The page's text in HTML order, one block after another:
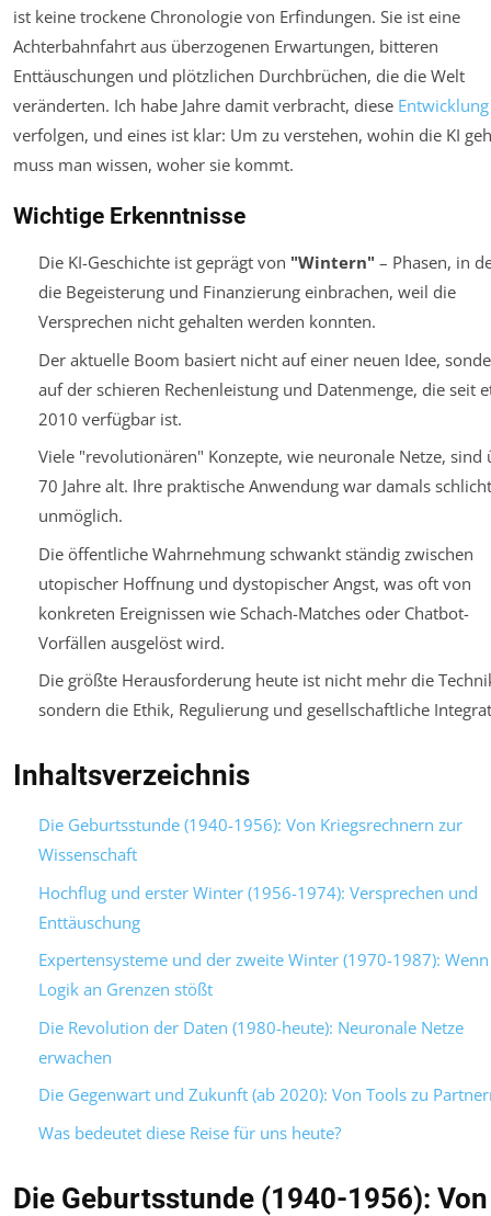
ist keine trockene Chronologie von Erfindungen. Sie ist eine
Achterbahnfahrt aus überzogenen Erwartungen, bitteren
Enttäuschungen und plötzlichen Durchbrüchen, die die Welt
veränderten. Ich habe Jahre damit verbracht, diese Entwicklung
verfolgen, und eines ist klar: Um zu verstehen, wohin die KI
muss man wissen, woher sie kommt.
Wichtige Erkenntnisse
Die KI-Geschichte ist geprägt von "Wintern" – Phasen, in
die Begeisterung und Finanzierung einbrachen, weil die
Versprechen nicht gehalten werden konnten.
Der aktuelle Boom basiert nicht auf einer neuen Idee,
auf der schieren Rechenleistung und Datenmenge, die seit
2010 verfügbar ist.
Viele "revolutionären" Konzepte, wie neuronale Netze, sind
70 Jahre alt. Ihre praktische Anwendung war damals schlicht
unmöglich.
Die öffentliche Wahrnehmung schwankt ständig zwischen
utopischer Hoffnung und dystopischer Angst, was oft von
konkreten Ereignissen wie Schach-Matches oder Chatbot-
Vorfällen ausgelöst wird.
Die größte Herausforderung heute ist nicht mehr die
sondern die Ethik, Regulierung und gesellschaftliche
Inhaltsverzeichnis
Die Geburtsstunde (1940-1956): Von Kriegsrechnern zur
Wissenschaft
Hochflug und erster Winter (1956-1974): Versprechen und
Enttäuschung
Expertensysteme und der zweite Winter (1970-1987): Wenn
Logik an Grenzen stößt
Die Revolution der Daten (1980-heute): Neuronale Netze
erwachen
Die Gegenwart und Zukunft (ab 2020): Von Tools zu
Was bedeutet diese Reise für uns heute?
Die Geburtsstunde (1940-1956): Von